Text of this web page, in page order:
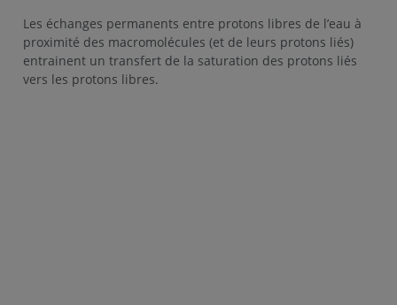
Les échanges permanents entre protons libres de l’eau à
proximité des macromolécules (et de leurs protons liés)
entrainent un transfert de la saturation des protons liés
vers les protons libres.